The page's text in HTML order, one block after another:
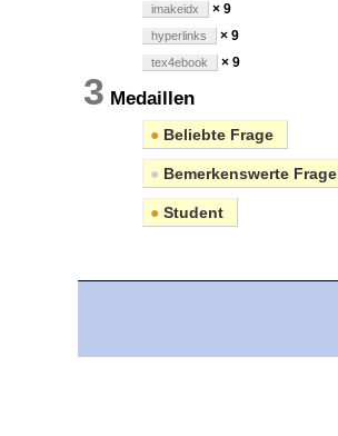
imakeidx × 9
hyperlinks × 9
tex4ebook × 9
3 Medaillen
● Beliebte Frage
● Bemerkenswerte Frage
● Student